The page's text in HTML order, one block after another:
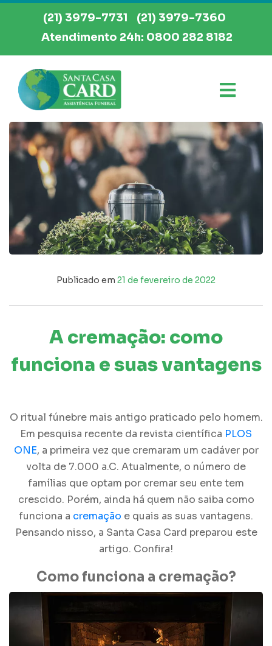
(21) 3979-7731
(21) 3979-7360
Atendimento 24h: 0800 282 8182
Publicado em 21 de fevereiro de 2022
A cremação: como
funciona e suas vantagens
O ritual fúnebre mais antigo praticado pelo homem.
Em pesquisa recente da revista científica PLOS
ONE, a primeira vez que cremaram um cadáver por
volta de 7.000 a.C. Atualmente, o número de
famílias que optam por cremar seu ente tem
crescido. Porém, ainda há quem não saiba como
funciona a cremação e quais as suas vantagens.
Pensando nisso, a Santa Casa Card preparou este
artigo. Confira!
Como funciona a cremação?